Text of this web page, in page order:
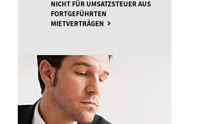
NICHT FÜR UMSATZSTEUER AUS
FORTGEFÜHRTEN
MIETVERTRÄGEN